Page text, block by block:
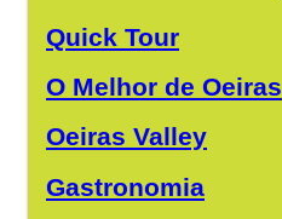
Quick Tour
O Melhor de Oeiras
Oeiras Valley
Gastronomia